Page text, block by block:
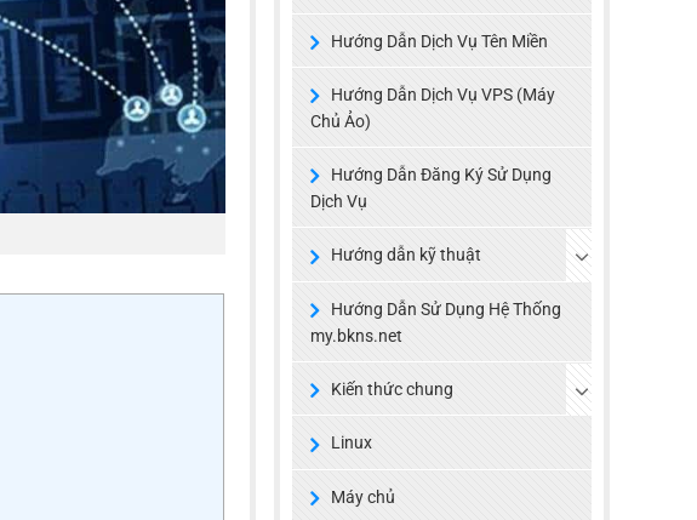
Hướng Dẫn Dịch Vụ Tên Miền
Hướng Dẫn Dịch Vụ VPS (Máy
Chủ Ảo)
Hướng Dẫn Đăng Ký Sử Dụng
Dịch Vụ
Hướng dẫn kỹ thuật
Hướng Dẫn Sử Dụng Hệ Thống
my.bkns.net
Kiến thức chung
Linux
Máy chủ